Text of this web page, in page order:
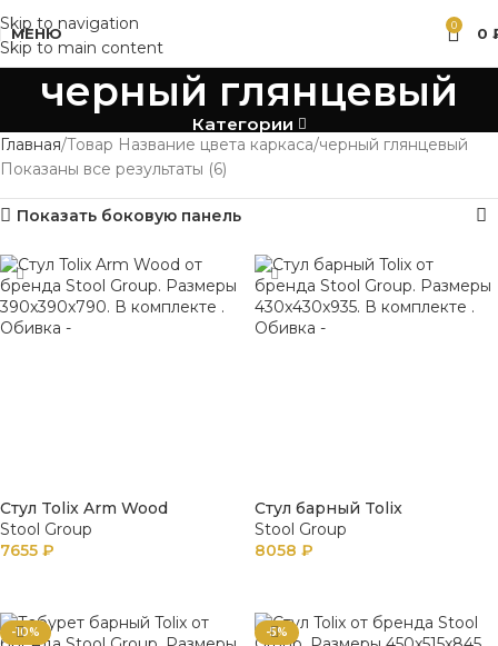
Skip to navigation
Skip to main content
МЕНЮ 0 0
черный глянцевый
Категории
Главная Товар Название цвета каркаса черный глянцевый
Показаны все результаты (6)
Показать боковую панель
Стул Tolix Arm Wood
Stool Group
7655 ₽
Стул барный Tolix
Stool Group
8058 ₽
-10% -5%